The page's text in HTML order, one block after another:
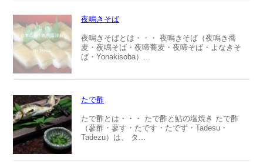
夜鳴きそば
夜鳴きそばとは・・・ 夜鳴きそば（夜鳴き蕎
麦・夜鳴そば・夜啼蕎麦・夜啼そば・よなきそ
ば・Yonakisoba）...
たで酢
たで酢とは・・・ たで酢と鮎の塩焼き たで酢
（蓼酢・蓼す・たです・たでず・Tadesu・
Tadezu）は、 タ...